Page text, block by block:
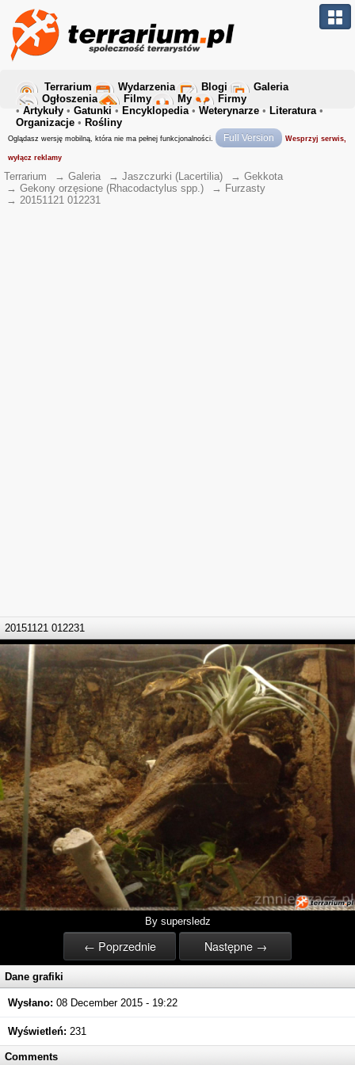
Terrarium Wydarzenia Blogi
Galeria
Ogłoszenia
Filmy My
Firmy
• Artykuły • Gatunki • Encyklopedia• Weterynarze • Literatura•
Organizacje • Rośliny
Oglądasz wersję mobilną, która nie ma pełnej funkcjonalności. Full Version Wesprzyj serwis,
wyłącz reklamy
Terrarium → Galeria → Jaszczurki (Lacertilia) → Gekkota
→ Gekony orzęsione (Rhacodactylus spp.) → Furzasty
→ 20151121 012231
20151121 012231
By supersledz
← Poprzednie Następne →
Dane grafiki
Wysłano: 08 December 2015 - 19:22
Wyświetleń: 231
Comments